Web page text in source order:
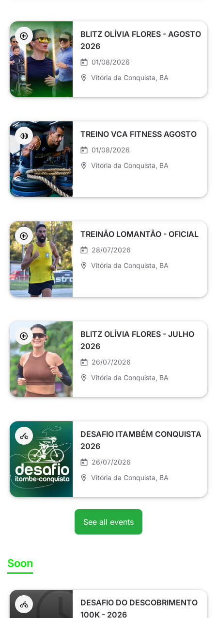
BLITZ OLÍVIA FLORES - AGOSTO
2026
01/08/2026
Vitória da Conquista , BA
TREINO VCA FITNESS AGOSTO
01/08/2026
Vitória da Conquista , BA
TREINÃO LOMANTÃO - OFICIAL
28/07/2026
Vitória da Conquista , BA
BLITZ OLÍVIA FLORES - JULHO
2026
26/07/2026
Vitória da Conquista , BA
DESAFIO ITAMBÉM CONQUISTA
2026
26/07/2026
Vitória da Conquista , BA
See all events
Soon
DESAFIO DO DESCOBRIMENTO
100K - 2026